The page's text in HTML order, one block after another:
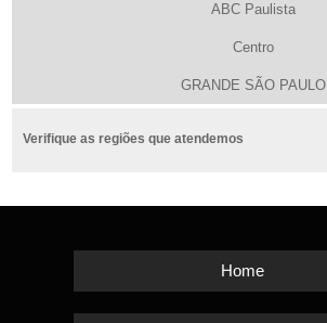
ABC Paulista
Centro
GRANDE SÃO PAULO
Verifique as regiões que atendemos
Home